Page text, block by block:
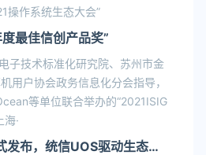
操作系统生态大会”
最佳信创产品奖”
子技术标准化研究院、苏州市金
用户协会政务信息化分会指导，
等单位联合举办的“2021ISIG
·
发布，统信UOS驱动生态新